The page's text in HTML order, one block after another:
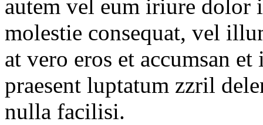
autem vel eum iriure dolor
molestie consequat, vel
at vero eros et accumsan
praesent luptatum zzril
nulla facilisi.